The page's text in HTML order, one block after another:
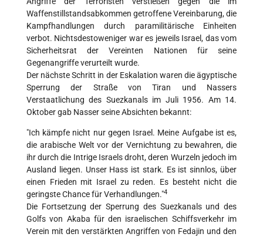
Waffenstillstandsabkommen getroffene Vereinbarung, die
Kampfhandlungen durch paramilitärische Einheiten
verbot. Nichtsdestoweniger war es jeweils Israel, das vom
Sicherheitsrat der Vereinten Nationen für seine
Gegenangriffe verurteilt wurde.
Der nächste Schritt in der Eskalation waren die ägyptische
Sperrung der Straße von Tiran und Nassers
Verstaatlichung des Suezkanals im Juli 1956. Am 14.
Oktober gab Nasser seine Absichten bekannt:
"Ich kämpfe nicht nur gegen Israel. Meine Aufgabe ist es,
die arabische Welt vor der Vernichtung zu bewahren, die
ihr durch die Intrige Israels droht, deren Wurzeln jedoch im
Ausland liegen. Unser Hass ist stark. Es ist sinnlos, über
einen Frieden mit Israel zu reden. Es besteht nicht die
geringste Chance für Verhandlungen."4
Die Fortsetzung der Sperrung des Suezkanals und des
Golfs von Akaba für den israelischen Schiffsverkehr im
Verein mit den verstärkten Angriffen von Fedajin und den